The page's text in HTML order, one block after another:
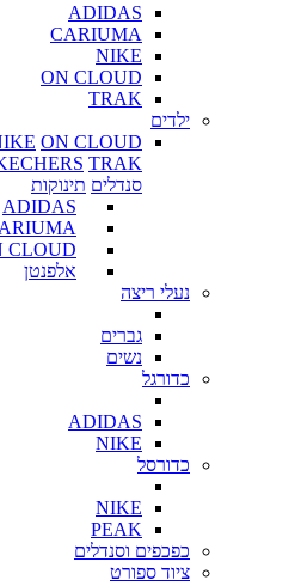
ADIDAS
CARIUMA
NIKE
ON CLOUD
TRAK
ילדים
ON CLOUD
TRAK
סנדלים תינוקות
ADIDAS
CLOUD
אלפנטן
נעלי ריצה
גברים
נשים
כדורגל
ADIDAS
NIKE
כדורסל
NIKE
PEAK
כפכפים וסנדלים
ציוד ספורט